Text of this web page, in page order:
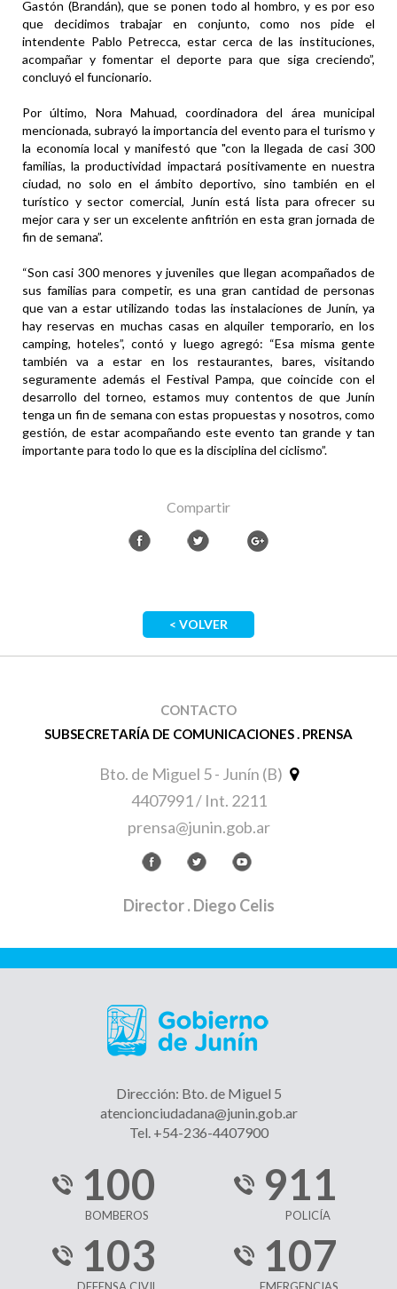
Gastón (Brandán), que se ponen todo al hombro, y es por eso
que decidimos trabajar en conjunto, como nos pide el
intendente Pablo Petrecca, estar cerca de las instituciones,
acompañar y fomentar el deporte para que siga creciendo”,
concluyó el funcionario.
Por último, Nora Mahuad, coordinadora del área municipal
mencionada, subrayó la importancia del evento para el turismo y
la economía local y manifestó que "con la llegada de casi 300
familias, la productividad impactará positivamente en nuestra
ciudad, no solo en el ámbito deportivo, sino también en el
turístico y sector comercial, Junín está lista para ofrecer su
mejor cara y ser un excelente anfitrión en esta gran jornada de
fin de semana”.
“Son casi 300 menores y juveniles que llegan acompañados de
sus familias para competir, es una gran cantidad de personas
que van a estar utilizando todas las instalaciones de Junín, ya
hay reservas en muchas casas en alquiler temporario, en los
camping, hoteles”, contó y luego agregó: “Esa misma gente
también va a estar en los restaurantes, bares, visitando
seguramente además el Festival Pampa, que coincide con el
desarrollo del torneo, estamos muy contentos de que Junín
tenga un fin de semana con estas propuestas y nosotros, como
gestión, de estar acompañando este evento tan grande y tan
importante para todo lo que es la disciplina del ciclismo”.
Compartir
< VOLVER
CONTACTO
SUBSECRETARÍA DE COMUNICACIONES . PRENSA
Bto. de Miguel 5 - Junín (B)
4407991 / Int. 2211
prensa@junin.gob.ar
Director. Diego Celis
Dirección: Bto. de Miguel 5
atencionciudadana@junin.gob.ar
Tel. +54-236-4407900
100
BOMBEROS
911
POLICÍA
103
DEFENSA CIVIL
107
EMERGENCIAS